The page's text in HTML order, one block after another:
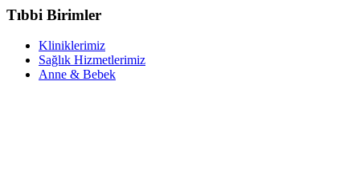
Tıbbi Birimler
Kliniklerimiz
Sağlık Hizmetlerimiz
Anne & Bebek